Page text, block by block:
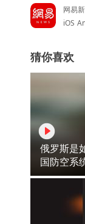
网易
iOS
猜你喜欢
俄罗斯是
国防空系